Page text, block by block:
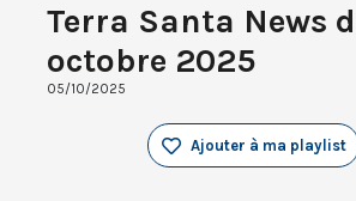
Terra Santa News
octobre 2025
05/10/2025
Ajouter à ma playlist